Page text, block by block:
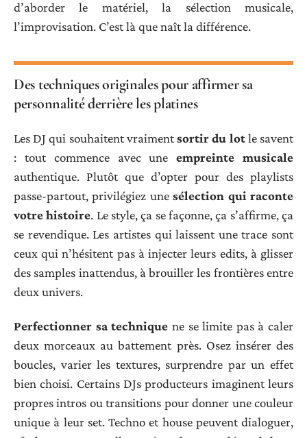
d’aborder le matériel, la sélection musicale,
l’improvisation. C’est là que naît la différence.
Des techniques originales pour affirmer sa
personnalité derrière les platines
Les DJ qui souhaitent vraimentsortir du lotle savent
: tout commence avec uneempreinte musicale
authentique. Plutôt que d’opter pour des playlists
passe-partout, privilégiez unesélection qui raconte
votre histoire. Le style, ça se façonne, ça s’affirme, ça
se revendique. Les artistes qui laissent une trace sont
ceux qui n’hésitent pas à injecter leurs edits, à glisser
des samples inattendus, à brouiller les frontières entre
deux univers.
Perfectionner sa technique ne se limite pas à caler
deux morceaux au battement près. Osez insérer des
boucles, varier les textures, surprendre par un effet
bien choisi. Certains DJs producteurs imaginent leurs
propres intros ou transitions pour donner une couleur
unique à leur set. Techno et house peuvent dialoguer,